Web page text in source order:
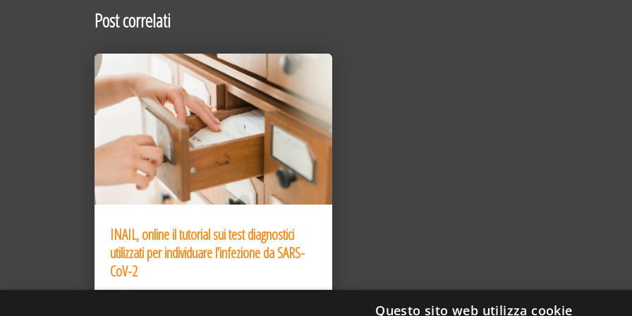
Post correlati
INAIL, online il tutorial sui test diagnostici
utilizzati per individuare l’infezione da SARS-
CoV-2
31 Dic 2020
Questo sito web utilizza cookie